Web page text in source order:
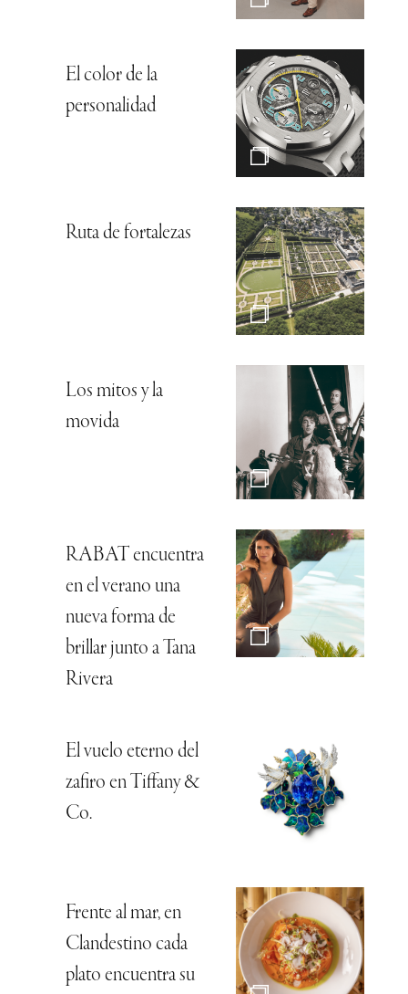
El color de la
personalidad
Ruta de fortalezas
Los mitos y la
movida
RABAT encuentra
en el verano una
nueva forma de
brillar junto a Tana
Rivera
El vuelo eterno del
zafiro en Tiffany &
Co.
Frente al mar, en
Clandestino cada
plato encuentra su